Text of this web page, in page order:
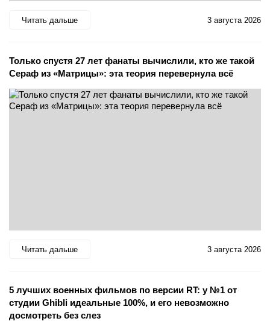
Читать дальше 3 августа 2026
Только спустя 27 лет фанаты вычислили, кто же такой
Сераф из «Матрицы»: эта теория перевернула всё
Читать дальше 3 августа 2026
5 лучших военных фильмов по версии RT: у №1 от
студии Ghibli идеальные 100%, и его невозможно
досмотреть без слез